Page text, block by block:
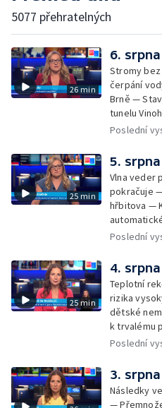
5077 přehratelných
26 min
6. srpna
Stromy
čerpání
Brně —
tunelu
žhářem
Czech
Pop Messe
— Fenomén
Poslední
25 min
5. srpna
Vlna veder
pokračuje
hřbitova —
Demolice
stadionu
bouřkami
festival —
Poslední
25 min
4. srpna
Teplotní
rizika
dětské
k trvalému
—
vody v
Sdílení
Poslední
3. srpna
Následky
—